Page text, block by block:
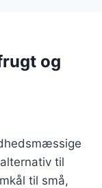
og
til
til små,